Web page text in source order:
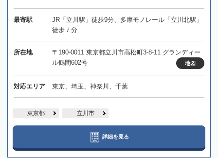
最寄駅
JR「立川駅」徒歩9分、多摩モノレール「立川北駅」
徒歩７分
所在地
〒190-0011 東京都立川市高松町3-8-11 グランディー
ル鶴間602号
地図
対応エリア 東京、埼玉、神奈川、千葉
東京都 立川市
詳細を見る